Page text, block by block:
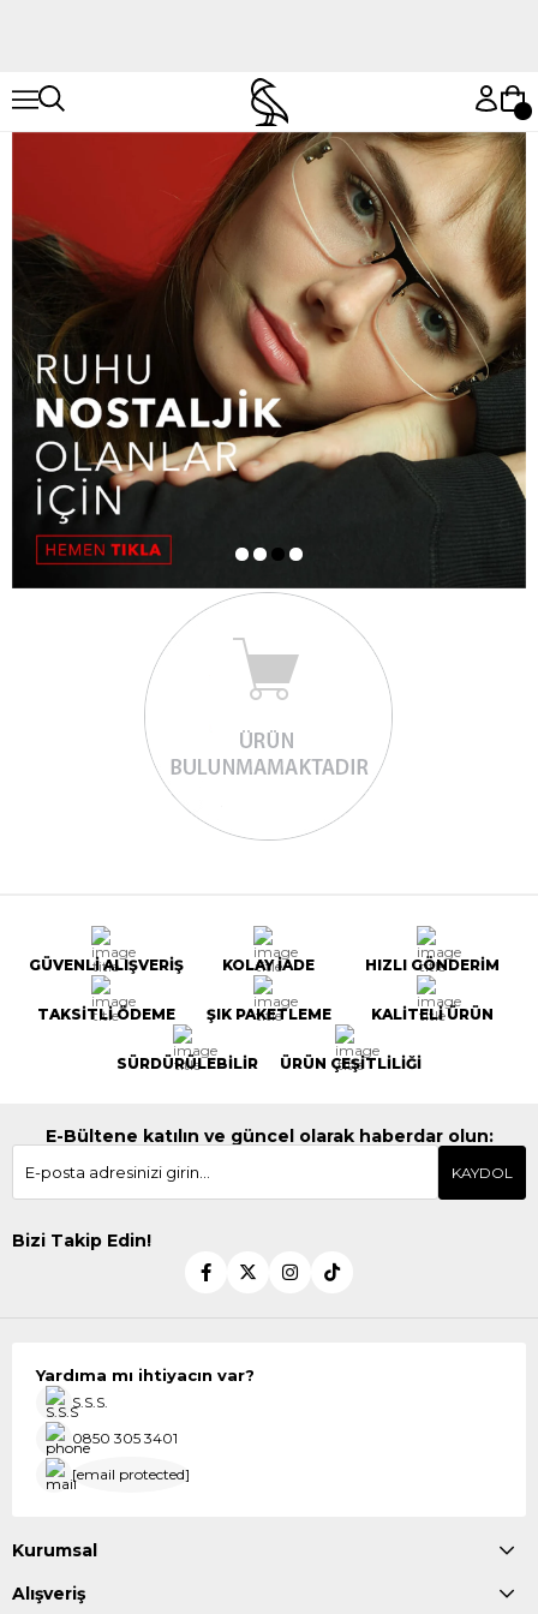
GÜVENLİ ALIŞVERİŞ KOLAY İADE HIZLI GÖNDERİM
TAKSİTLİ ÖDEME ŞIK PAKETLEME KALİTELİ ÜRÜN
SÜRDÜRÜLEBİLİR ÜRÜN ÇEŞİTLİLİĞİ
E-Bültene katılın ve güncel olarak haberdar olun:
KAYDOL
Bizi Takip Edin!
Yardıma mı ihtiyacın var?
S.S.S.
0850 305 3401
[email protected]
Kurumsal
Alışveriş